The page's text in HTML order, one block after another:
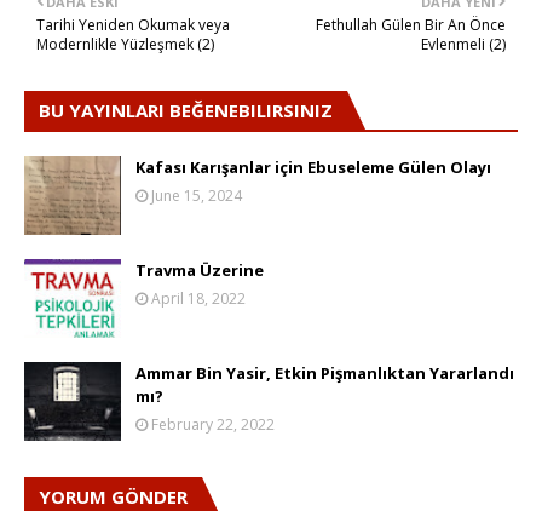
Fethullah Gülen Bir An Önce
Evlenmeli (2)
Tarihi Yeniden Okumak veya
Modernlikle Yüzleşmek (2)
BU YAYINLARI BEĞENEBILIRSINIZ
Kafası Karışanlar için Ebuseleme Gülen Olayı
June 15, 2024
Travma Üzerine
April 18, 2022
Ammar Bin Yasir, Etkin Pişmanlıktan Yararlandı
mı?
February 22, 2022
YORUM GÖNDER